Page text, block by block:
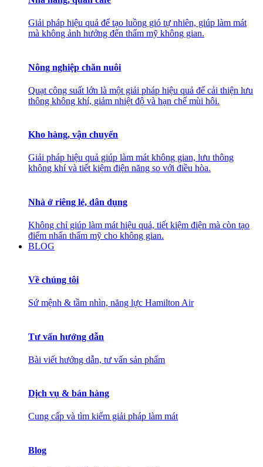
Giải pháp hiệu quả để tạo luồng gió tự nhiên, giúp làm mát
mà không ảnh hưởng đến thẩm mỹ không gian.
Nông nghiệp chăn nuôi
Quạt công suất lớn là một giải pháp hiệu quả để cải thiện lưu
thông không khí, giảm nhiệt độ và hạn chế mùi hôi.
Kho hàng, vận chuyển
Giải pháp hiệu quả giúp làm mát không gian, lưu thông
không khí và tiết kiệm điện năng so với điều hòa.
Nhà ở riêng lẻ, dân dụng
Không chỉ giúp làm mát hiệu quả, tiết kiệm điện mà còn tạo
điểm nhấn thẩm mỹ cho không gian.
BLOG
Về chúng tôi
Sứ mệnh & tầm nhìn, năng lực Hamilton Air
Tư vấn hướng dẫn
Bài viết hướng dẫn, tư vấn sản phẩm
Dịch vụ & bán hàng
Cung cấp và tìm kiếm giải pháp làm mát
Blog